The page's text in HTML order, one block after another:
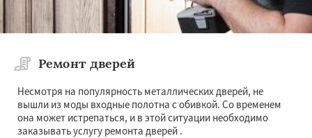
Ремонт дверей
Несмотря на популярность металлических дверей, не
вышли из моды входные полотна с обивкой. Со временем
она может истрепаться, и в этой ситуации необходимо
заказывать услугу ремонта дверей .